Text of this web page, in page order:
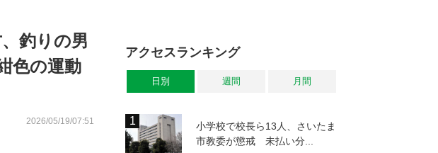
釣りの男
色の運動
2026/05/19/07:51
アクセスランキング
日別 週間 月間
小学校で校長ら13人、さいたま
市教委が懲戒 未払い分...